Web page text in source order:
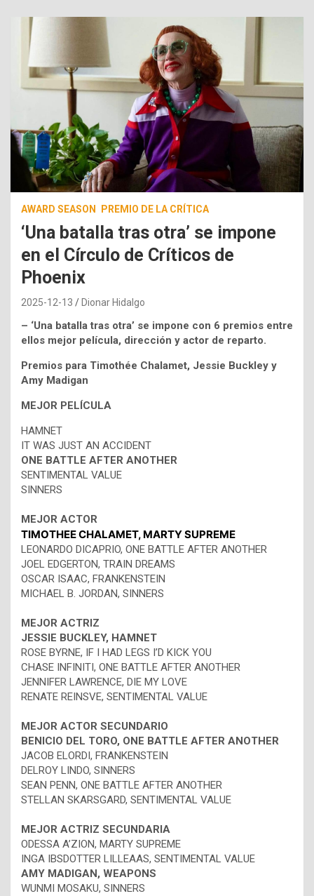
AWARD SEASON PREMIO DE LA CRÍTICA
‘Una batalla tras otra’ se impone
en el Círculo de Críticos de
Phoenix
2025-12-13 Dionar Hidalgo
– ‘Una batalla tras otra’ se impone con 6 premios entre
ellos mejor película, dirección y actor de reparto.
Premios para Timothée Chalamet, Jessie Buckley y
Amy Madigan
MEJOR PELÍCULA
HAMNET
IT WAS JUST AN ACCIDENT
ONE BATTLE AFTER ANOTHER
SENTIMENTAL VALUE
SINNERS
MEJOR ACTOR
TIMOTHEE CHALAMET, MARTY SUPREME
LEONARDO DICAPRIO, ONE BATTLE AFTER ANOTHER
JOEL EDGERTON, TRAIN DREAMS
OSCAR ISAAC, FRANKENSTEIN
MICHAEL B. JORDAN, SINNERS
MEJOR ACTRIZ
JESSIE BUCKLEY, HAMNET
ROSE BYRNE, IF I HAD LEGS I’D KICK YOU
CHASE INFINITI, ONE BATTLE AFTER ANOTHER
JENNIFER LAWRENCE, DIE MY LOVE
RENATE REINSVE, SENTIMENTAL VALUE
MEJOR ACTOR SECUNDARIO
BENICIO DEL TORO, ONE BATTLE AFTER ANOTHER
JACOB ELORDI, FRANKENSTEIN
DELROY LINDO, SINNERS
SEAN PENN, ONE BATTLE AFTER ANOTHER
STELLAN SKARSGARD, SENTIMENTAL VALUE
MEJOR ACTRIZ SECUNDARIA
ODESSA A’ZION, MARTY SUPREME
INGA IBSDOTTER LILLEAAS, SENTIMENTAL VALUE
AMY MADIGAN, WEAPONS
WUNMI MOSAKU, SINNERS